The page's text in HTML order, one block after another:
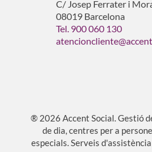
C/ Josep Ferrater i
08019 Barcelona
Tel. 900 060 130
® 2026 Accent Social. Gestió
de dia, centres per a
especials. Serveis